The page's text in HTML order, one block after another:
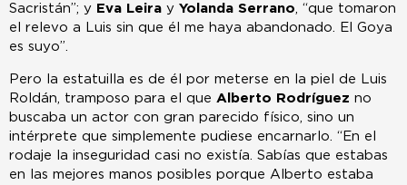
Sacristán”; y Eva Leira y Yolanda Serrano , “que tomaron
el relevo a Luis sin que él me haya abandonado. El Goya
es suyo”.
Pero la estatuilla es de él por meterse en la piel de Luis
Roldán, tramposo para el que Alberto Rodríguez no
buscaba un actor con gran parecido físico, sino un
intérprete que simplemente pudiese encarnarlo. “En el
rodaje la inseguridad casi no existía. Sabías que estabas
en las mejores manos posibles porque Alberto estaba